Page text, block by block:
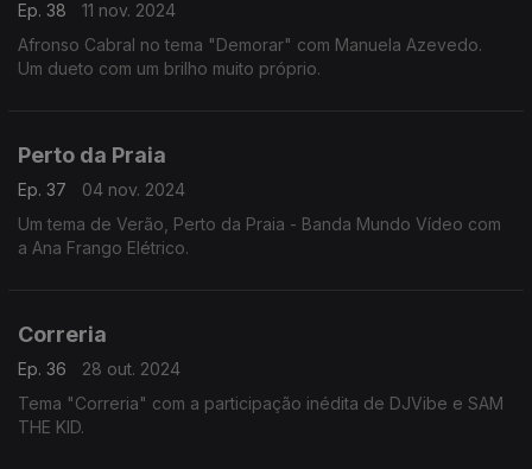
Ep. 38
11 nov. 2024
Afronso Cabral no tema "Demorar" com Manuela Azevedo.
Um dueto com um brilho muito próprio.
Perto da Praia
Ep. 37
04 nov. 2024
Um tema de Verão, Perto da Praia - Banda Mundo Vídeo com
a Ana Frango Elétrico.
Correria
Ep. 36
28 out. 2024
Tema "Correria" com a participação inédita de DJVibe e SAM
THE KID.